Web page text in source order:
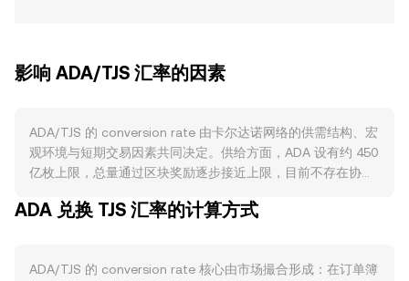
影响 ADA/TJS 汇率的因素
ADA/TJS 的 conversion rate 由卡尔达诺网络的供需结构、宏
观环境与短期交易因素共同决定。供给方面，ADA 设有约 450
亿枚上限，总量通过区块奖励逐步接近上限，目前不存在协议
ADA 委托至质押池获取奖励，虽无需锁仓但往往留存在自托管
DEX（如 Minswap 等）、NFT 交易、稳定币（如 DJED）使
ADA 兑换 TJS 汇率的计算方式
ADA/TJS 的 conversion rate 核心由市场撮合形成：在订单簿